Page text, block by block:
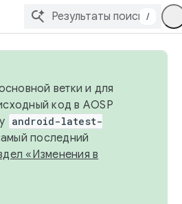
/
ветки и для
код в AOSP
android-latest-
последний
«Изменения в